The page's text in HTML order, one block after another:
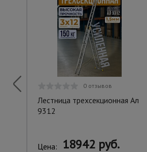
0 отзывов
Лестница трехсекционная Ал
9312
Цена: 18942 руб.